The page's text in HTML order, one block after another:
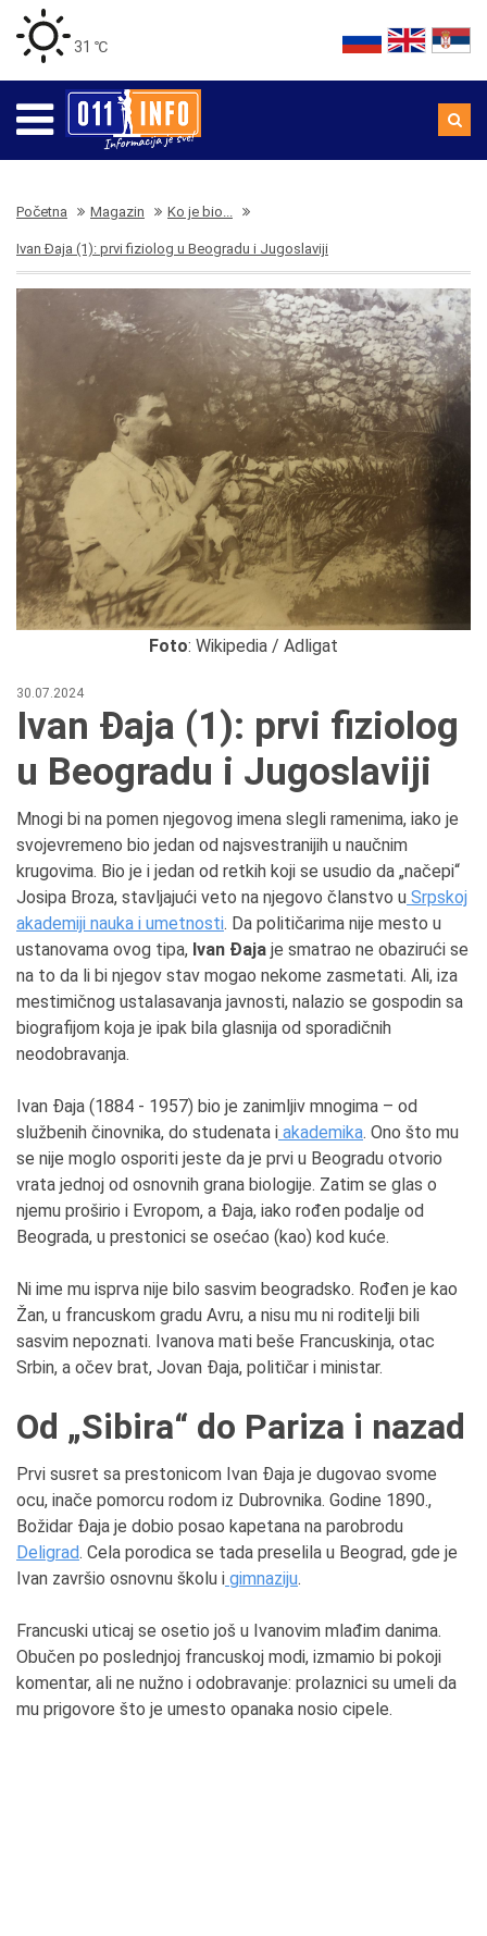
31 ℃
Početna Magazin Ko je bio...
Ivan Đaja (1): prvi fiziolog u Beogradu i Jugoslaviji
Foto: Wikipedia / Adligat
30.07.2024
Ivan Đaja (1): prvi fiziolog
u Beogradu i Jugoslaviji
Mnogi bi na pomen njegovog imena slegli ramenima, iako je
svojevremeno bio jedan od najsvestranijih u naučnim
krugovima. Bio je i jedan od retkih koji se usudio da „načepi“
Josipa Broza, stavljajući veto na njegovo članstvo u Srpskoj
akademiji nauka i umetnosti. Da političarima nije mesto u
ustanovama ovog tipa, Ivan Đaja je smatrao ne obazirući se
na to da li bi njegov stav mogao nekome zasmetati. Ali, iza
mestimičnog ustalasavanja javnosti, nalazio se gospodin sa
biografijom koja je ipak bila glasnija od sporadičnih
neodobravanja.
Ivan Đaja (1884 - 1957) bio je zanimljiv mnogima – od
službenih činovnika, do studenata i akademika. Ono što mu
se nije moglo osporiti jeste da je prvi u Beogradu otvorio
vrata jednoj od osnovnih grana biologije. Zatim se glas o
njemu proširio i Evropom, a Đaja, iako rođen podalje od
Beograda, u prestonici se osećao (kao) kod kuće.
Ni ime mu isprva nije bilo sasvim beogradsko. Rođen je kao
Žan, u francuskom gradu Avru, a nisu mu ni roditelji bili
sasvim nepoznati. Ivanova mati beše Francuskinja, otac
Srbin, a očev brat, Jovan Đaja, političar i ministar.
Od „Sibira“ do Pariza i nazad
Prvi susret sa prestonicom Ivan Đaja je dugovao svome
ocu, inače pomorcu rodom iz Dubrovnika. Godine 1890.,
Božidar Đaja je dobio posao kapetana na parobrodu
Deligrad. Cela porodica se tada preselila u Beograd, gde je
Ivan završio osnovnu školu i gimnaziju.
Francuski uticaj se osetio još u Ivanovim mlađim danima.
Obučen po poslednjoj francuskoj modi, izmamio bi pokoji
komentar, ali ne nužno i odobravanje: prolaznici su umeli da
mu prigovore što je umesto opanaka nosio cipele.